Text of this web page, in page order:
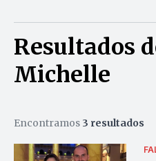
Resultados
Michelle
Encontramos 3 resultados